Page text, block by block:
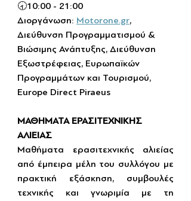
🕣10:00 - 21:00
Διοργάνωση: Motorone.gr,
Διεύθυνση Προγραμματισμού &
Βιώσιμης Ανάπτυξης, Διεύθυνση
Εξωστρέφειας, Ευρωπαϊκών
Προγραμμάτων και Τουρισμού,
Europe Direct Piraeus
ΜΑΘΗΜΑΤΑ ΕΡΑΣΙΤΕΧΝΙΚΗΣ
ΑΛΙΕΙΑΣ
Μαθήματα ερασιτεχνικής αλιείας
από έμπειρα μέλη του συλλόγου με
πρακτική εξάσκηση, συμβουλές
τεχνικής και γνωριμία με τη